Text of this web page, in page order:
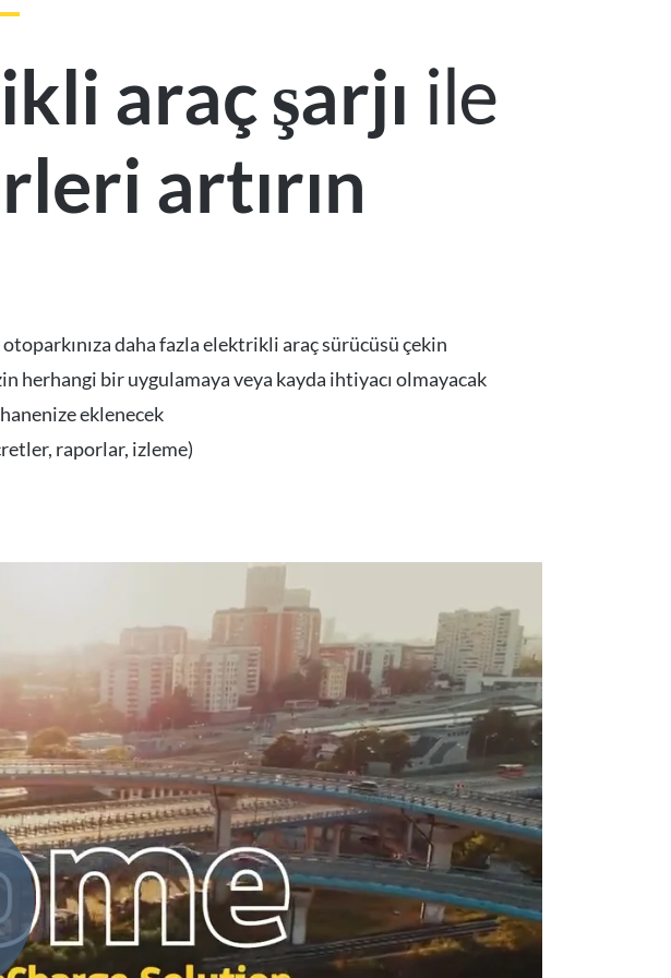
araç şarjı ile
artırın
daha fazla elektrikli araç sürücüsü çekin
herhangi bir uygulamaya veya kayda ihtiyacı olmayacak
eklenecek
raporlar, izleme)